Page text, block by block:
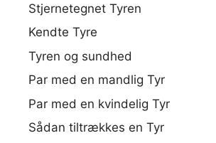
Stjernetegnet Tyren
Kendte Tyre
Tyren og sundhed
Par med en mandlig Tyr
Par med en kvindelig Tyr
Sådan tiltrækkes en Tyr